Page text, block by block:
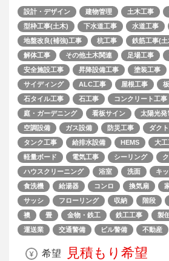
設計・デザイン 建物管理 土木工事
型枠工事(土木)
下水道工事 水道工事
地盤改良(補強)工事
杭工事 鉄筋工事(土
解体工事
その他土木関連 足場工事
安全施設工事
昇降設備工事 塗装工事
サイディング
ALC工事 屋根工事
石タイル工事
石工事 コンクリート工事
庭・ガーデニング
看板サイン 太陽光発
空調設備
ガス設備 防災工事 ダク
タンク工事
給排水設備 HEMS 大工
軽量ボード
電気工事 シーリング
ハウスクリーニング
浴室 洗面 キ
食洗機
給湯器 コンロ 換気扇
サッシ
フローリング 収納 階段
襖
畳 金物・鉄工 鉄工工事 製
運送業
交通警備 ビル警備 不動産
希望 見積もり希望